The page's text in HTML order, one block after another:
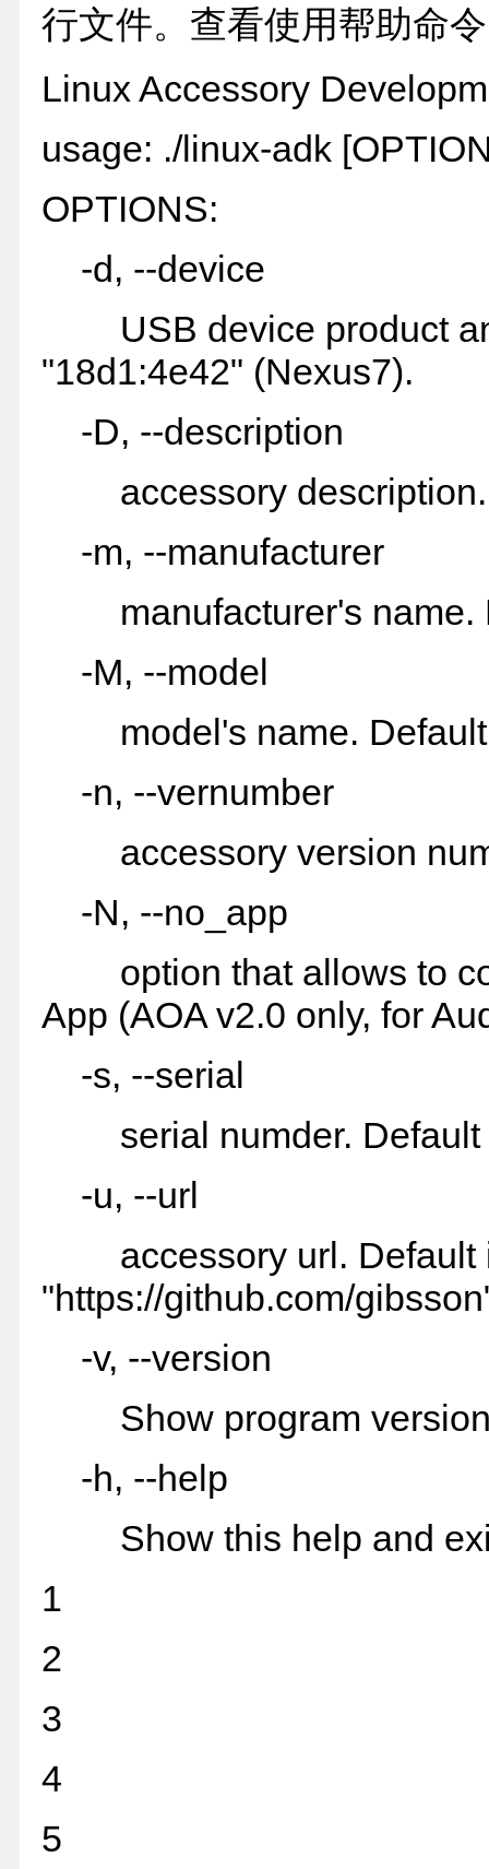
行文件。查看使用帮助命
Linux Accessory
usage: ./linux-adk
OPTIONS:
-d, --device
USB device product
"18d1:4e42" (Nexus7).
-D, --description
accessory description.
-m, --manufacturer
manufacturer's name.
-M, --model
model's name. Default
-n, --vernumber
accessory version
-N, --no_app
option that allows to
App (AOA v2.0 only, for
-s, --serial
serial numder. Default
-u, --url
accessory url. Default
"https://github.com/
-v, --version
Show program version
-h, --help
Show this help and
1
2
3
4
5